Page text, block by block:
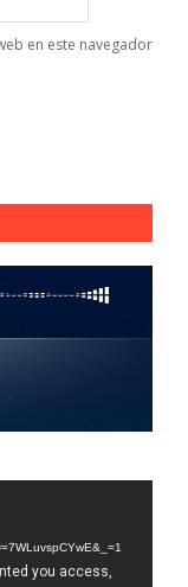
en este navegador